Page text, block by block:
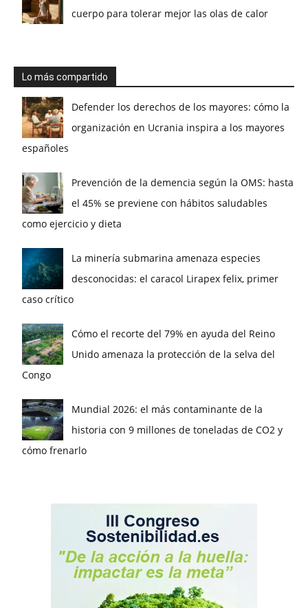
cuerpo para tolerar mejor las olas de calor
Lo más compartido
Defender los derechos de los mayores: cómo la
organización en Ucrania inspira a los mayores
españoles
Prevención de la demencia según la OMS: hasta
el 45% se previene con hábitos saludables
como ejercicio y dieta
La minería submarina amenaza especies
desconocidas: el caracol Lirapex felix, primer
caso crítico
Cómo el recorte del 79% en ayuda del Reino
Unido amenaza la protección de la selva del
Congo
Mundial 2026: el más contaminante de la
historia con 9 millones de toneladas de CO2 y
cómo frenarlo